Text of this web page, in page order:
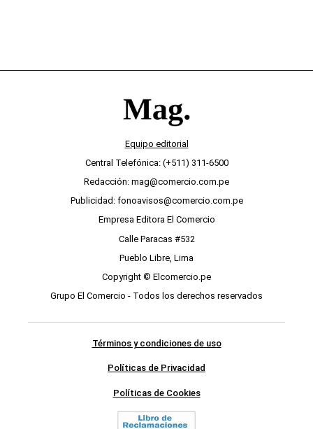
Equipo editorial
Central Telefónica: (+511) 311-6500
Redacción: mag@comercio.com.pe
Publicidad: fonoavisos@comercio.com.pe
Empresa Editora El Comercio
Calle Paracas #532
Pueblo Libre, Lima
Copyright © Elcomercio.pe
Grupo El Comercio - Todos los derechos reservados
Términos y condiciones de uso
Políticas de Privacidad
Políticas de Cookies